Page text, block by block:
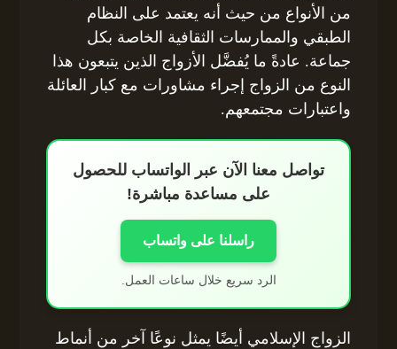
من الأنواع من حيث أنه يعتمد على النظام
الطبقي والممارسات الثقافية الخاصة بكل
جماعة. عادةً ما يُفضَّل الأزواج الذين يتبعون هذا
النوع من الزواج إجراء مشاورات مع كبار العائلة
واعتبارات مجتمعهم.
تواصل معنا الآن عبر الواتساب للحصول
على مساعدة مباشرة!
راسلنا على واتساب
الرد سريع خلال ساعات العمل.
الزواج الإسلامي أيضًا يمثل نوعًا آخر من أنماط